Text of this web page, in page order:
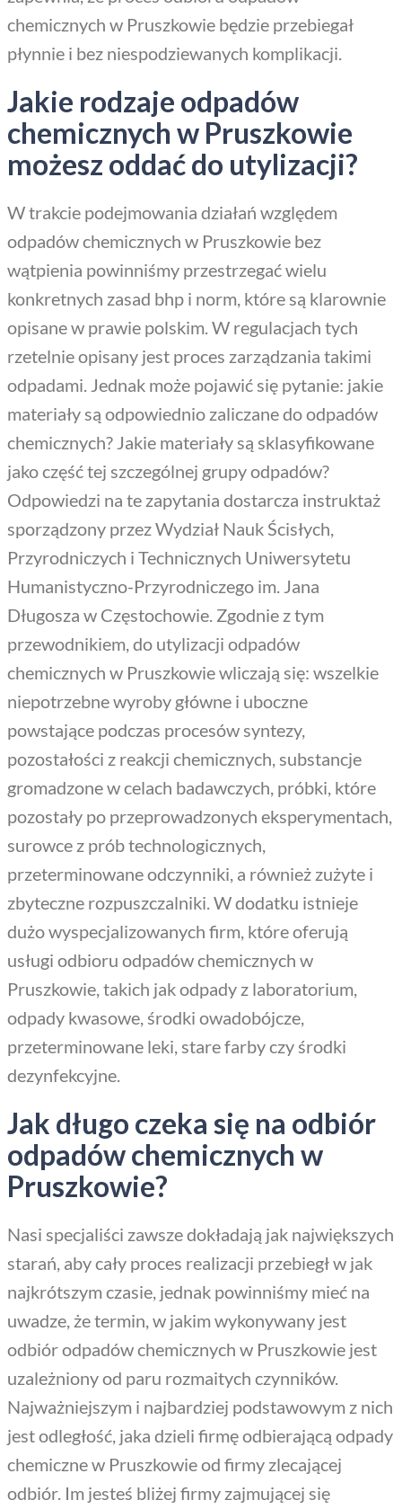
chemicznych w Pruszkowie będzie przebiegał
płynnie i bez niespodziewanych komplikacji.
Jakie rodzaje odpadów
chemicznych w Pruszkowie
możesz oddać do utylizacji?
W trakcie podejmowania działań względem
odpadów chemicznych w Pruszkowie bez
wątpienia powinniśmy przestrzegać wielu
konkretnych zasad bhp i norm, które są klarownie
opisane w prawie polskim. W regulacjach tych
rzetelnie opisany jest proces zarządzania takimi
odpadami. Jednak może pojawić się pytanie: jakie
materiały są odpowiednio zaliczane do odpadów
chemicznych? Jakie materiały są sklasyfikowane
jako część tej szczególnej grupy odpadów?
Odpowiedzi na te zapytania dostarcza instruktaż
sporządzony przez Wydział Nauk Ścisłych,
Przyrodniczych i Technicznych Uniwersytetu
Humanistyczno-Przyrodniczego im. Jana
Długosza w Częstochowie. Zgodnie z tym
przewodnikiem, do utylizacji odpadów
chemicznych w Pruszkowie wliczają się: wszelkie
niepotrzebne wyroby główne i uboczne
powstające podczas procesów syntezy,
pozostałości z reakcji chemicznych, substancje
gromadzone w celach badawczych, próbki, które
pozostały po przeprowadzonych eksperymentach,
surowce z prób technologicznych,
przeterminowane odczynniki, a również zużyte i
zbyteczne rozpuszczalniki. W dodatku istnieje
dużo wyspecjalizowanych firm, które oferują
usługi odbioru odpadów chemicznych w
Pruszkowie, takich jak odpady z laboratorium,
odpady kwasowe, środki owadobójcze,
przeterminowane leki, stare farby czy środki
dezynfekcyjne.
Jak długo czeka się na odbiór
odpadów chemicznych w
Pruszkowie?
Nasi specjaliści zawsze dokładają jak największych
starań, aby cały proces realizacji przebiegł w jak
najkrótszym czasie, jednak powinniśmy mieć na
uwadze, że termin, w jakim wykonywany jest
odbiór odpadów chemicznych w Pruszkowie jest
uzależniony od paru rozmaitych czynników.
Najważniejszym i najbardziej podstawowym z nich
jest odległość, jaka dzieli firmę odbierającą odpady
chemiczne w Pruszkowie od firmy zlecającej
odbiór. Im jesteś bliżej firmy zajmującej się